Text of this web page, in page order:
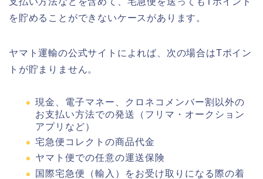
を貯めることができないケースがあります。
ヤマト運輸の公式サイトによれば、次の場合はTポイン
トが貯まりません。
現金、電子マネー、クロネコメンバー割以外の
お支払い方法での発送（フリマ・オークション
アプリなど）
宅急便コレクトの商品代金
ヤマト便での任意の運送保険
国際宅急便（輸入）をお受け取りになる際の着